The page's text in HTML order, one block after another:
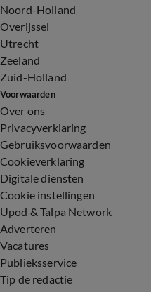
Noord-Holland
Overijssel
Utrecht
Zeeland
Zuid-Holland
Voorwaarden
Over ons
Privacyverklaring
Gebruiksvoorwaarden
Cookieverklaring
Digitale diensten
Cookie instellingen
Upod & Talpa Network
Adverteren
Vacatures
Publieksservice
Tip de redactie